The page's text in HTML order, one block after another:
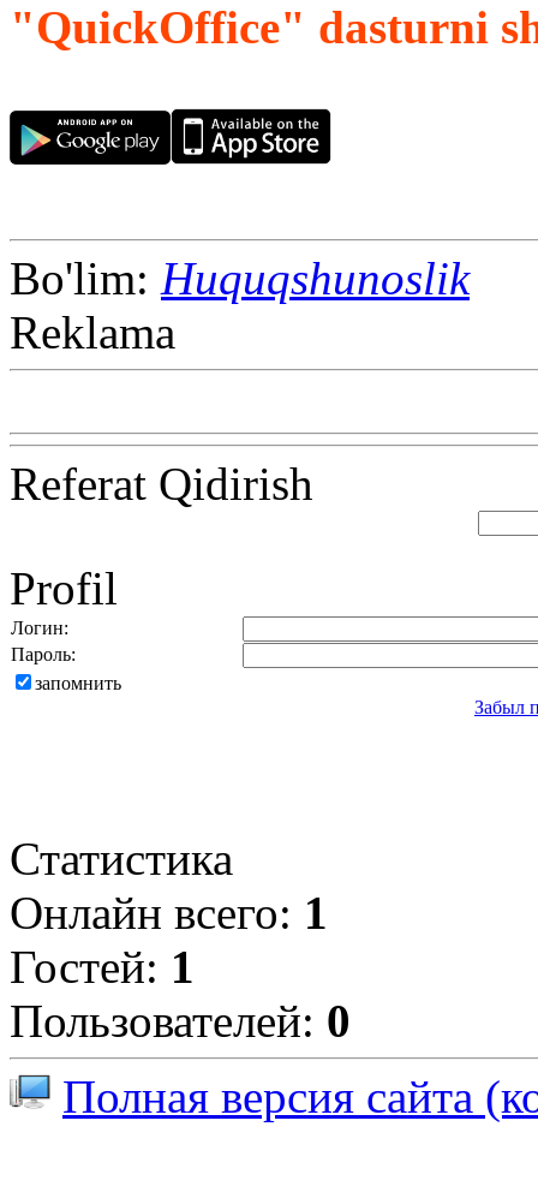
"QuickOffice" dasturni
Bo'lim: Huquqshunoslik
Reklama
Referat Qidirish
Profil
Логин:
Пароль:
запомнить
Забыл
Статистика
Онлайн всего: 1
Гостей: 1
Пользователей: 0
Полная версия сайта